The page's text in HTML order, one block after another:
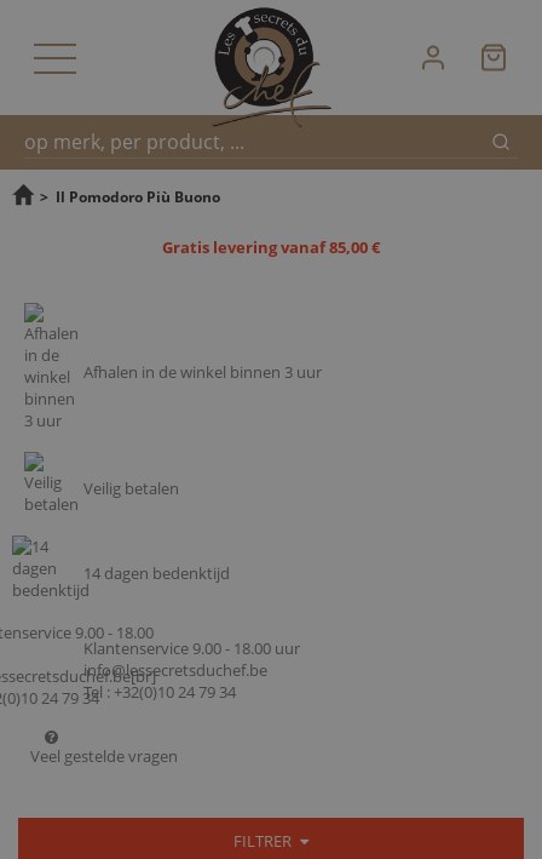
Snel
> Il Pomodoro Più Buono
Gratis levering vanaf 85,00 €
Afhalen in de winkel binnen 3 uur
Veilig betalen
14 dagen bedenktijd
Klantenservice 9.00 - 18.00 uur
info@lessecretsduchef.be
Tel : +32(0)10 24 79 34
Veel gestelde vragen
FILTRER